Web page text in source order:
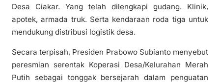
Desa Ciakar. Yang telah dilengkapi gudang. Klinik,
apotek, armada truk. Serta kendaraan roda tiga untuk
mendukung distribusi logistik desa.
Secara terpisah, Presiden Prabowo Subianto menyebut
peresmian serentak Koperasi Desa/Kelurahan Merah
Putih sebagai tonggak bersejarah dalam penguatan